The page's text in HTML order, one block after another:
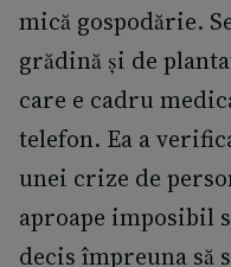
mică gospodărie.
grădină și de
care e cadru
telefon. Ea a
unei crize de
aproape imposibil
decis împreuna să